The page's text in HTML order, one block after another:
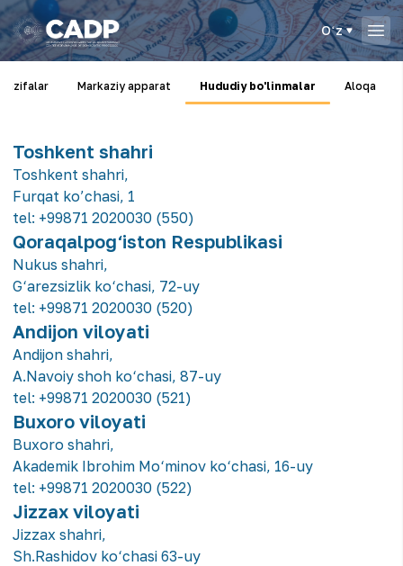
Oʻz
vazifalar Markaziy apparat Hududiy bo'linmalar Aloqa
Toshkent shahri
Toshkent shahri,
Furqat ko’chasi, 1
tel: +99871 2020030 (550)
Qoraqalpog‘iston Respublikasi
Nukus shahri,
G‘arezsizlik ko‘chasi, 72-uy
tel: +99871 2020030 (520)
Andijon viloyati
Andijon shahri,
A.Navoiy shoh ko‘chasi, 87-uy
tel: +99871 2020030 (521)
Buxoro viloyati
Buxoro shahri,
Akademik Ibrohim Mo‘minov ko‘chasi, 16-uy
tel: +99871 2020030 (522)
Jizzax viloyati
Jizzax shahri,
Sh.Rashidov ko‘chasi 63-uy